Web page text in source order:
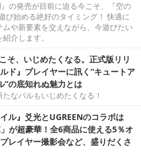
』の発売が目前に迫る今こそ、『空の
び始める絶好のタイミング！ 快適に
ムや新要素を交えながら、今遊びたい
介します。
そ、いじめたくなる。正式版リリ
ド』プレイヤーに訊く“キュートア
”の底知れぬ魅力とは
なパルもいじめたくなる！
ル』爻光とUGREENのコラボは
」が超豪華！全6商品に使える5％オ
レイヤー撮影会など、盛りだくさ